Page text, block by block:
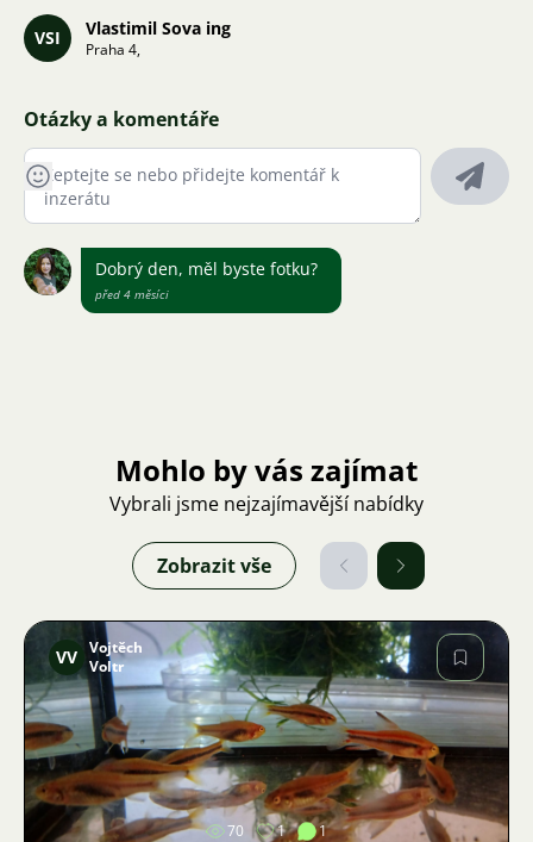
VSI Vlastimil Sova ing
Praha 4,
Otázky a komentáře
Dobrý den, měl byste fotku?
před 4 měsíci
Mohlo by vás zajímat
Vybrali jsme nejzajímavější nabídky
Zobrazit vše
Obrázek
VV Vojtěch
Voltr
70 1 1